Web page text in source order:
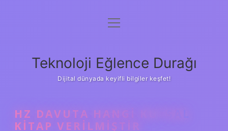
Anasayfa
Yasal Uyarı
menüyü
Teknoloji Eğlence Durağı
Dijital dünyada keyifli bilgiler keşfet!
HZ DAVUTA HANGI KUTSAL
KITAP VERILMIŞTIR